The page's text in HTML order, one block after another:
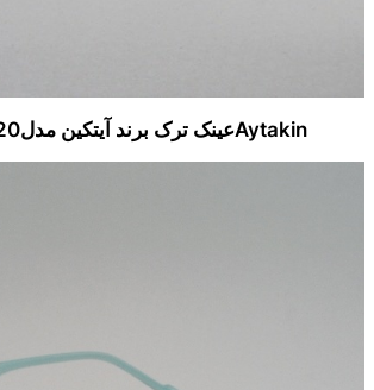
Aytakinعینک ترک برند آیتکین مدلA2104ck20